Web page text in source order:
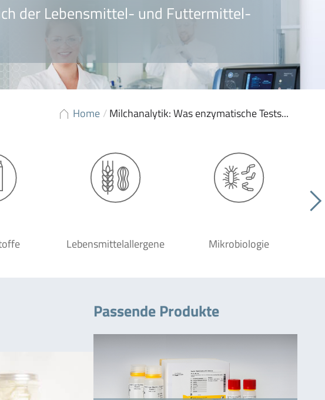
der Lebensmittel- und Futtermittel-
Home /Milchanalytik: Was enzymatische Tests...
Lebensmittelallergene Mikrobiologie
Passende Produkte